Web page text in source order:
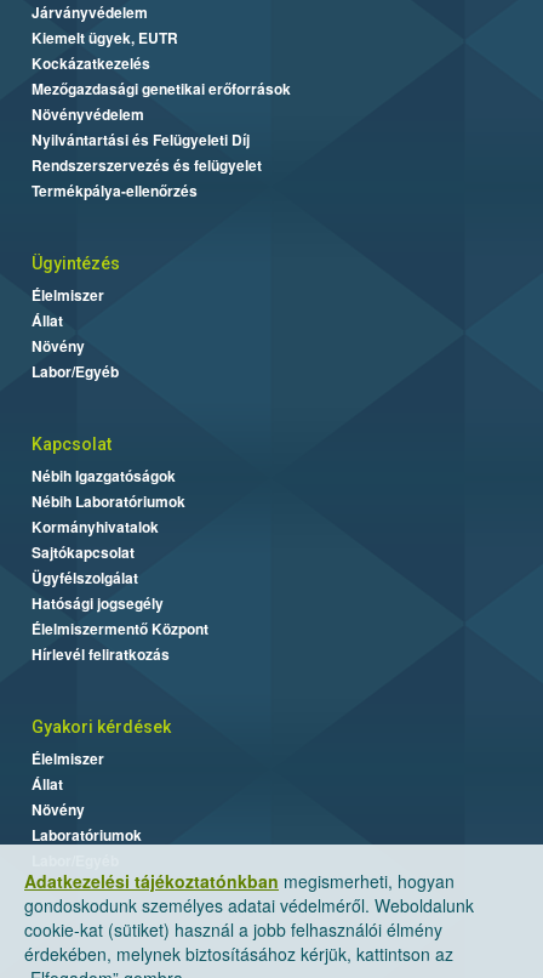
Adatkezelési tájékoztatónkban megismerheti, hogyan
gondoskodunk személyes adatai védelméről. Weboldalunk
cookie-kat (sütiket) használ a jobb felhasználói élmény
érdekében, melynek biztosításához kérjük, kattintson az
Járványvédelem
Kiemelt ügyek, EUTR
Kockázatkezelés
Mezőgazdasági genetikai erőforrások
Növényvédelem
Nyilvántartási és Felügyeleti Díj
Rendszerszervezés és felügyelet
Termékpálya-ellenőrzés
Ügyintézés
Élelmiszer
Állat
Növény
Labor/Egyéb
Kapcsolat
Nébih Igazgatóságok
Nébih Laboratóriumok
Kormányhivatalok
Sajtókapcsolat
Ügyfélszolgálat
Hatósági jogsegély
Élelmiszermentő Központ
Hírlevél feliratkozás
Gyakori kérdések
Élelmiszer
Állat
Növény
Laboratóriumok